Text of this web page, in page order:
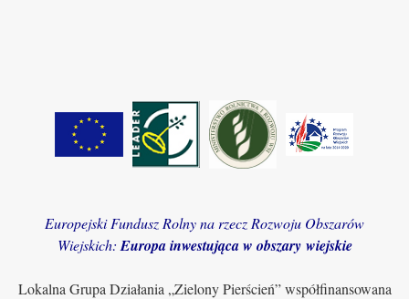
Europejski Fundusz Rolny na rzecz Rozwoju Obszarów
Wiejskich: Europa inwestująca w obszary wiejskie
Lokalna Grupa Działania „Zielony Pierścień” współfinansowana